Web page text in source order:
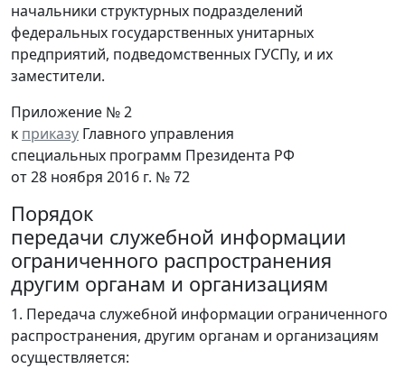
начальники структурных подразделений
федеральных государственных унитарных
предприятий, подведомственных ГУСПу, и их
заместители.
Приложение № 2
к приказу Главного управления
специальных программ Президента РФ
от 28 ноября 2016 г. № 72
Порядок
передачи служебной информации
ограниченного распространения
другим органам и организациям
1. Передача служебной информации ограниченного
распространения, другим органам и организациям
осуществляется: